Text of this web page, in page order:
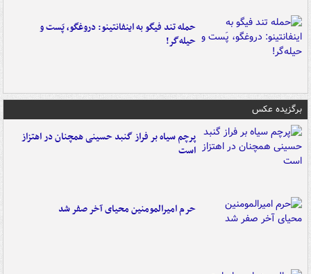
حمله تند فیگو به اینفانتینو: دروغگو، پَست‌ و
حیله‌گر!
برگزیده عکس
پرچم سیاه بر فراز گنبد حسینی همچنان در اهتزاز
است
حرم امیرالمومنین محیای آخر صفر شد